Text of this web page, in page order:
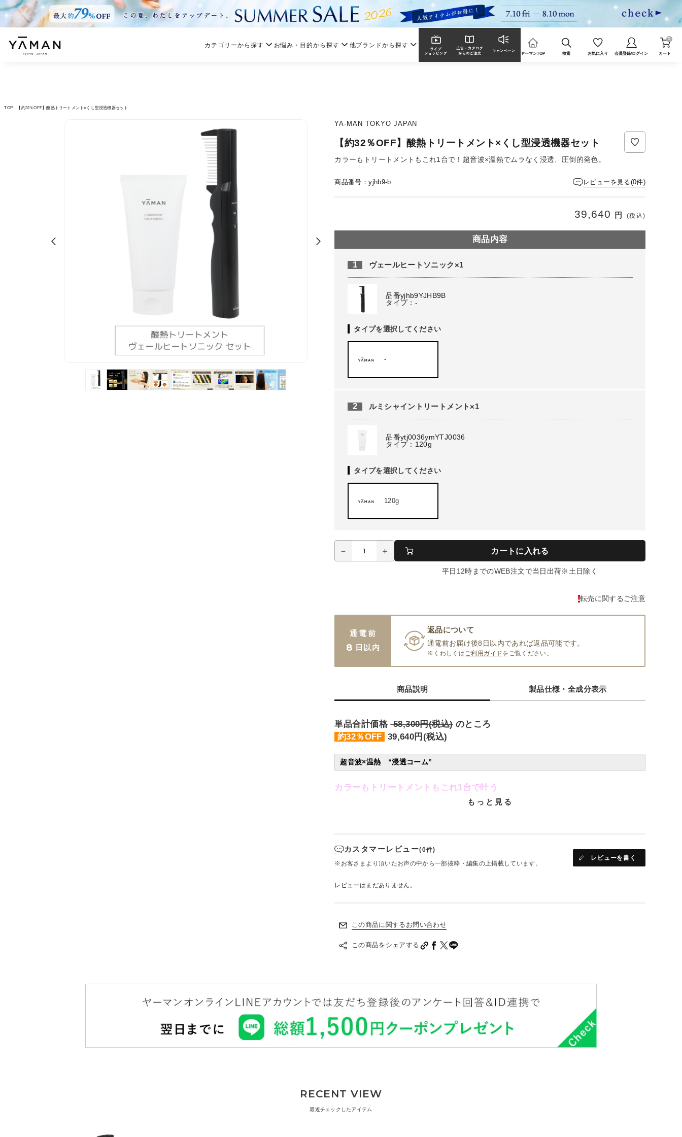
カテゴリーから探す お悩み・目的から探す 他ブランドから探す
ヤーマンTOP 検索 お気に入り 会員登録/ログイン カート
0
TOP 【約32％OFF】酸熱トリートメント×くし型浸透機器セット
YA-MAN TOKYO JAPAN
【約32％OFF】酸熱トリートメント×くし型浸透機器セット
カラーもトリートメントもこれ1台で！超音波×温熱でムラなく浸透、圧倒的発色。
商品番号：yjhb9-b レビューを見る(0件)
39,640 円 (税込)
商品内容
1 ヴェールヒートソニック×1
品番yjhb9YJHB9B
タイプ：-
タイプを選択してください
-
2 ルミシャイントリートメント×1
品番ytj0036ymYTJ0036
タイプ：120g
タイプを選択してください
120g
カートに入れる
平日12時までのWEB注文で当日出荷※土日除く
転売に関するご注意
通電前
8 日以内
返品について
通電前お届け後8日以内であれば返品可能です。
※くわしくは ご利用ガイドをご覧ください。
商品説明 製品仕様・全成分表示
単品合計価格 58,300円(税込)のところ
約32％OFF
39,640円(税込)
超音波×温熱 “浸透コーム”
カラーもトリートメントもこれ1台で叶う
特長
①キューティクルの奥まで浸透・定着
②生え際から、分け目まで。ムラなく、浸透
え際から分け目までムラなくケアをすることが可能。
もっと見る
カスタマーレビュー(0件)
※お客さまより頂いたお声の中から一部抜粋・編集の上掲載しています。
レビューを書く
レビューはまだありません。
この商品に関するお問い合わせ
この商品をシェアする
RECENT VIEW
最近チェックしたアイテム